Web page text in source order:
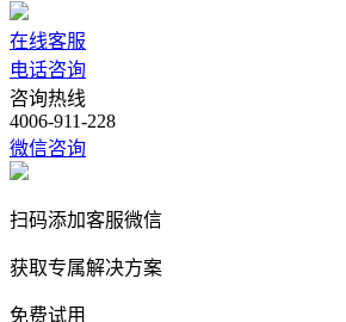
在线客服
电话咨询
咨询热线
4006-911-228
微信咨询
扫码添加客服微信
获取专属解决方案
免费试用